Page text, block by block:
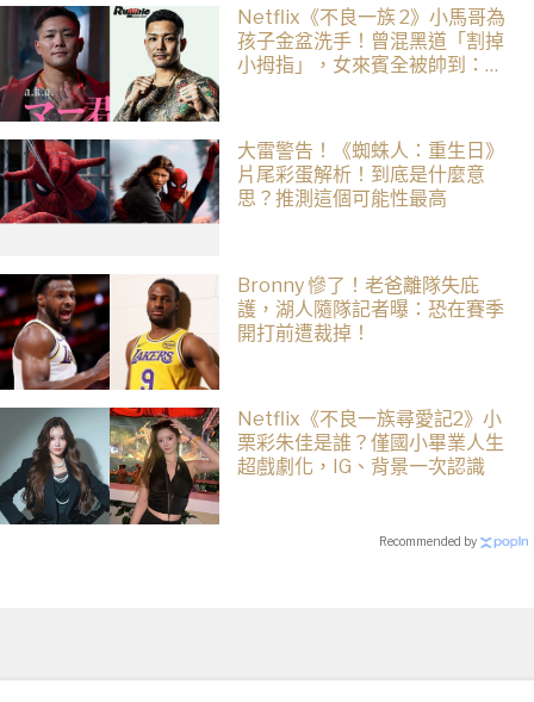
Netflix《不良一族 2》小馬哥為
孩子金盆洗手！曾混黑道「割掉
小拇指」，女來賓全被帥到：超
大雷警告！《蜘蛛人：重生日》
片尾彩蛋解析！到底是什麼意
思？推測這個可能性最高
Bronny 慘了！老爸離隊失庇
護，湖人隨隊記者曝：恐在賽季
開打前遭裁掉！
Netflix《不良一族尋愛記2》小
栗彩朱佳是誰？僅國小畢業人生
超戲劇化，IG、背景一次認識
Recommended by